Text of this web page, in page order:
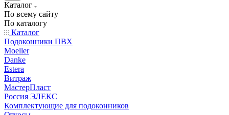
Каталог
По всему сайту
По каталогу
Каталог
Подоконники ПВХ
Moeller
Danke
Estera
Витраж
МастерПласт
Россия ЭЛЕКС
Комплектующие для подоконников